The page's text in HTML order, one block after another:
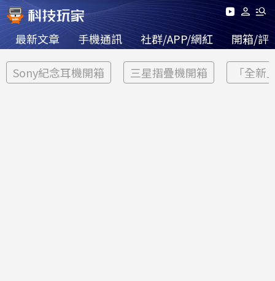
最新文章 手機通訊 社群/APP/網紅 開箱/評
Sony紀念耳機開箱 三星摺疊機開箱 「全新